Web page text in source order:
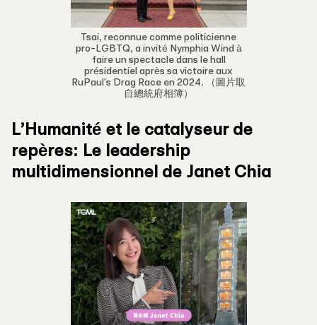
Tsai, reconnue comme politicienne
pro-LGBTQ, a invité Nymphia Wind à
faire un spectacle dans le hall
présidentiel après sa victoire aux
RuPaul's Drag Race en 2024. （圖片取
自總統府相簿）
L’Humanité et le catalyseur de
repères: Le leadership
multidimensionnel de Janet Chia